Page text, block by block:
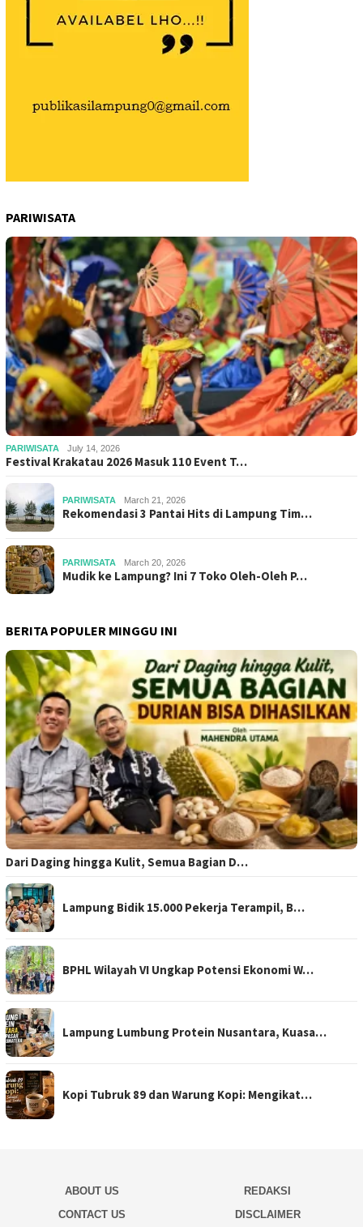
PARIWISATA
PARIWISATA July 14, 2026
Festival Krakatau 2026 Masuk 110 Event T…
PARIWISATA March 21, 2026
Rekomendasi 3 Pantai Hits di Lampung Tim…
PARIWISATA March 20, 2026
Mudik ke Lampung? Ini 7 Toko Oleh-Oleh P…
BERITA POPULER MINGGU INI
Dari Daging hingga Kulit, Semua Bagian D…
Lampung Bidik 15.000 Pekerja Terampil, B…
BPHL Wilayah VI Ungkap Potensi Ekonomi W…
Lampung Lumbung Protein Nusantara, Kuasa…
Kopi Tubruk 89 dan Warung Kopi: Mengikat…
ABOUT US
REDAKSI
CONTACT US
DISCLAIMER